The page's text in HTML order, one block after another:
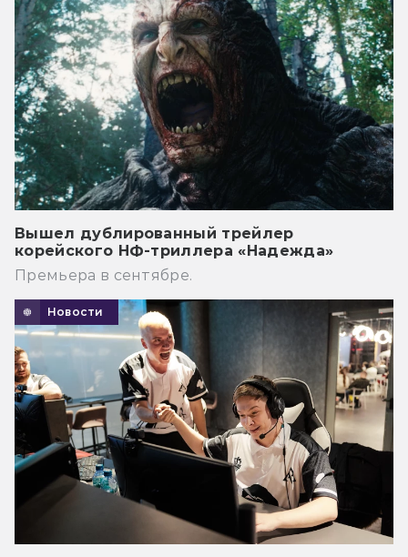
Вышел дублированный трейлер
корейского НФ-триллера «Надежда»
Премьера в сентябре.
Новости